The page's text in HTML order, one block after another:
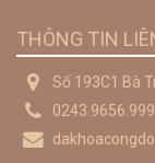
THÔNG TIN
Số 193C1 Bà
0243.9656.999